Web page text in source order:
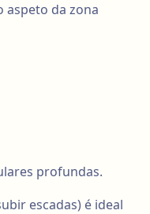
aspeto da zona
profundas.
escadas) é ideal